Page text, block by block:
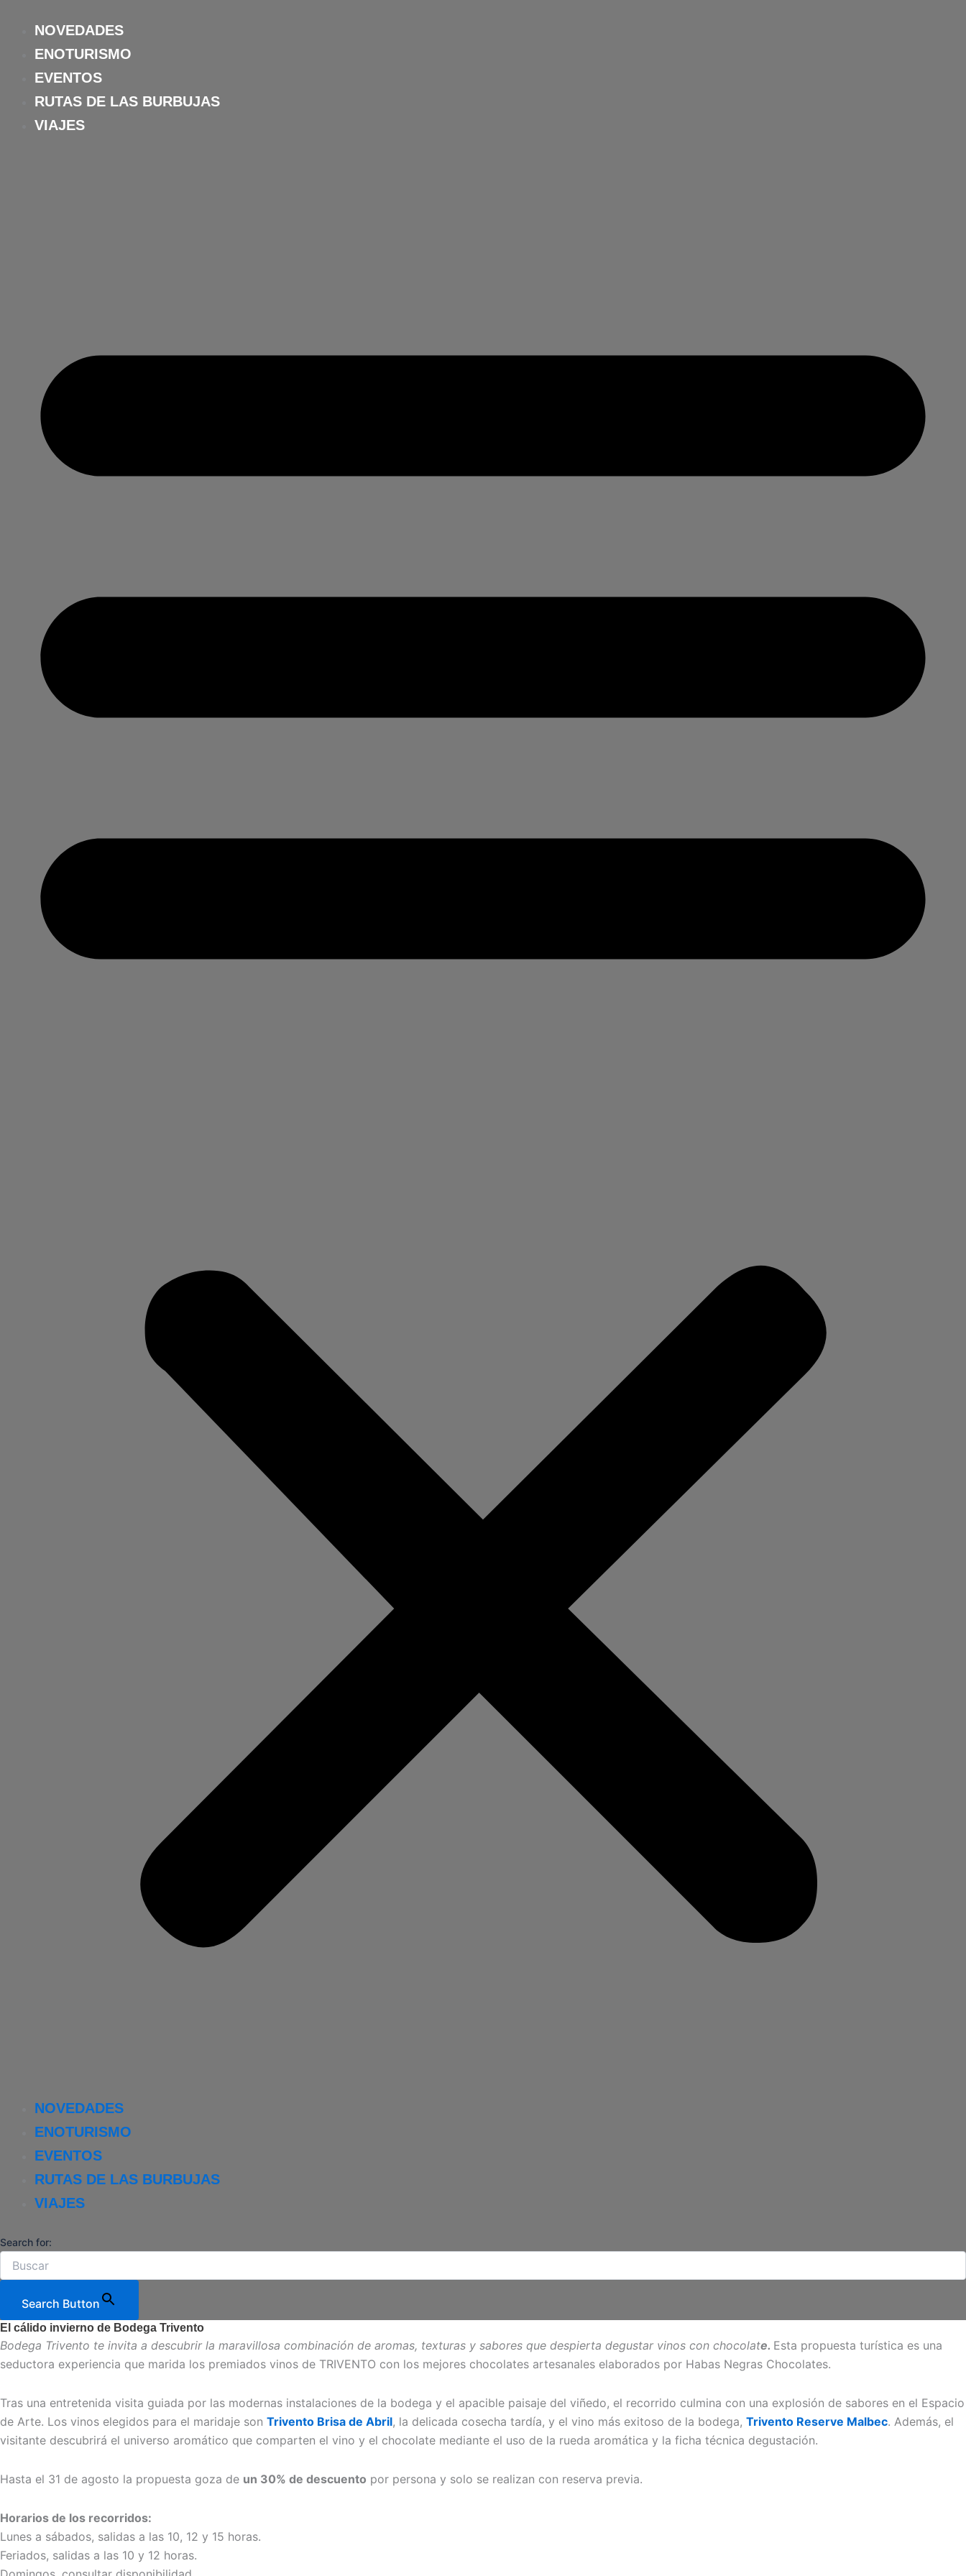
contenido
NOVEDADES
ENOTURISMO
EVENTOS
RUTAS DE LAS BURBUJAS
VIAJES
NOVEDADES
ENOTURISMO
EVENTOS
RUTAS DE LAS BURBUJAS
VIAJES
Search for:
Search Button
El cálido invierno de Bodega Trivento
Bodega Trivento te invita a descubrir la maravillosa combinación de aromas, texturas y sabores que despierta degustar vinos con chocolate. Esta propuesta turística es una
seductora experiencia que marida los premiados vinos de TRIVENTO con los mejores chocolates artesanales elaborados por Habas Negras Chocolates.
Tras una entretenida visita guiada por las modernas instalaciones de la bodega y el apacible paisaje del viñedo, el recorrido culmina con una explosión de sabores en el Espacio
de Arte. Los vinos elegidos para el maridaje son Trivento Brisa de Abril, la delicada cosecha tardía, y el vino más exitoso de la bodega, Trivento Reserve Malbec. Además, el
visitante descubrirá el universo aromático que comparten el vino y el chocolate mediante el uso de la rueda aromática y la ficha técnica degustación.
Hasta el 31 de agosto la propuesta goza de un 30% de descuento por persona y solo se realizan con reserva previa.
Horarios de los recorridos:
Lunes a sábados, salidas a las 10, 12 y 15 horas.
Feriados, salidas a las 10 y 12 horas.